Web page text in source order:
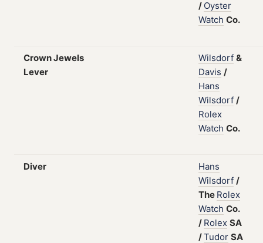
/ Oyster
Watch Co.
Crown Jewels
Lever
Wilsdorf &
Davis /
Hans
Wilsdorf /
Rolex
Watch Co.
Diver
Hans
Wilsdorf /
The Rolex
Watch Co.
/ Rolex SA
/Tudor SA